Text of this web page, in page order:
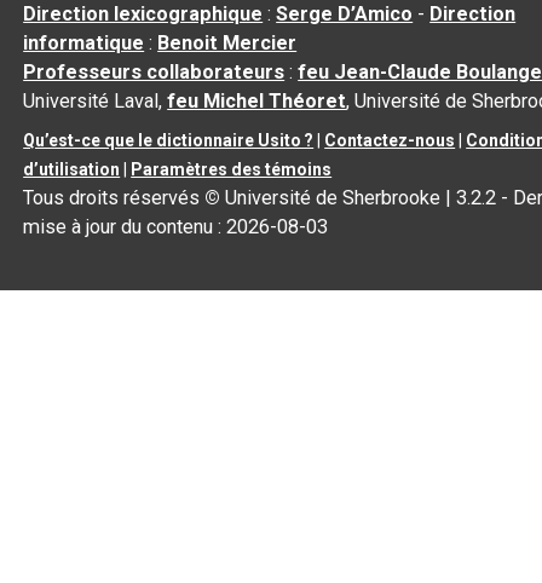
Direction lexicographique :Serge D’Amico - Direction
informatique : Benoit Mercier
Professeurs collaborateurs :feu Jean-Claude
Université Laval,feu Michel Théoret, Université de
Qu’est-ce que le dictionnaire Usito ? Contactez-nous
d’utilisation
Paramètres des témoins
Tous droits réservés © Université de Sherbrooke |3.2.2 -
mise à jour du contenu :2026-08-03